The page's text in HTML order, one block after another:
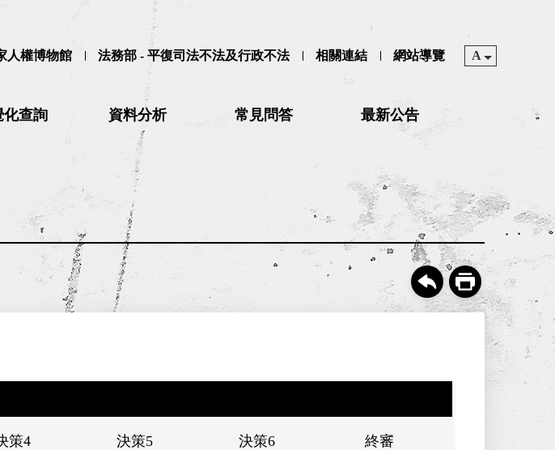
人權博物館 法務部 - 平復司法不法及行政不法 相關連結 網站導覽 A
化查詢 資料分析 常見問答 最新公告
策4 決策5 決策6 終審